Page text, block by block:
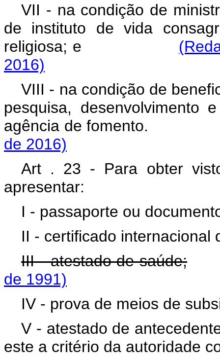
VII - na condição de
de instituto de vida
religiosa; e
2016)
VIII - na condição de
pesquisa, desenvolvimento
agência de
de 2016)
Art . 23 - Para obter
apresentar:
I - passaporte ou
II - certificado internacional
III - atestado de saúde;
de 1991)
IV - prova de meios de
V - atestado de
este a critério da autoridade